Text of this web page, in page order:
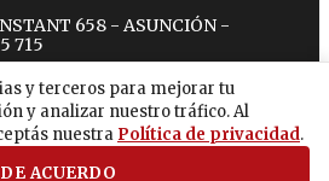
y terceros para mejorar tu
y analizar nuestro tráfico. Al
nuestra Política de privacidad.
DE ACUERDO
658 - ASUNCIÓN -
715
tiktokyoutubespotify